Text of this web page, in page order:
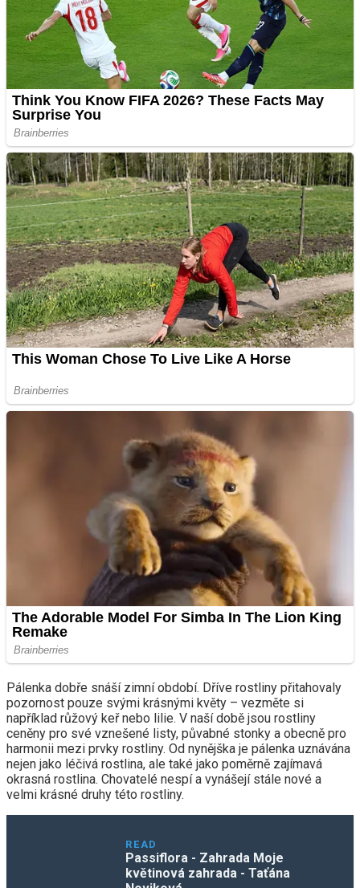
Pálenka dobře snáší zimní období. Dříve rostliny přitahovaly
pozornost pouze svými krásnými květy – vezměte si
například růžový keř nebo lilie. V naší době jsou rostliny
ceněny pro své vznešené listy, půvabné stonky a obecně pro
harmonii mezi prvky rostliny. Od nynějška je pálenka uznávána
nejen jako léčivá rostlina, ale také jako poměrně zajímavá
okrasná rostlina. Chovatelé nespí a vynášejí stále nové a
velmi krásné druhy této rostliny.
READ
Passiflora - Zahrada Moje
květinová zahrada - Taťána